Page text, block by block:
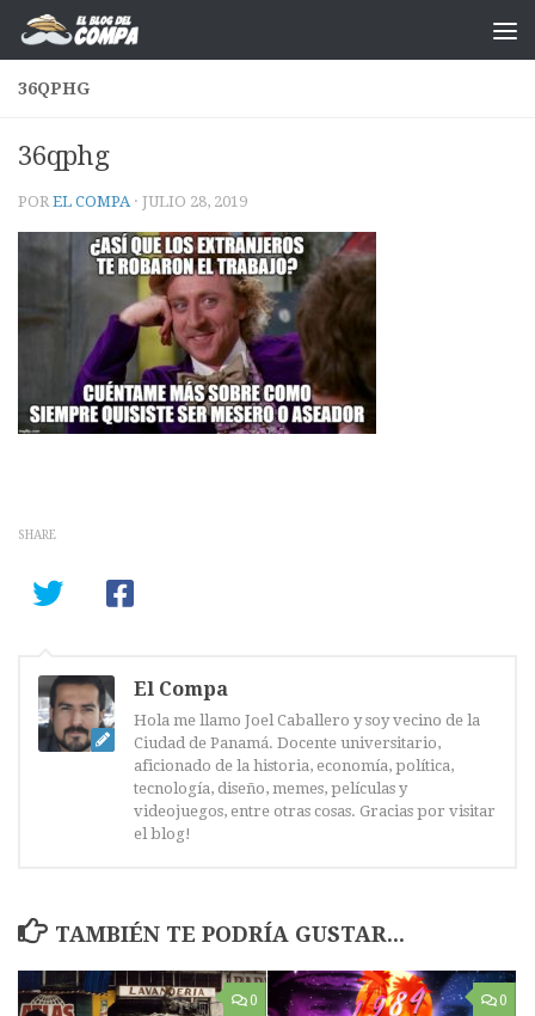
Saltar al contenido
36QPHG
36qphg
POR EL COMPA · JULIO 28, 2019
SHARE
El Compa
Hola me llamo Joel Caballero y soy vecino de la
Ciudad de Panamá. Docente universitario,
aficionado de la historia, economía, política,
tecnología, diseño, memes, películas y
videojuegos, entre otras cosas. Gracias por visitar
el blog!
TAMBIÉN TE PODRÍA GUSTAR...
0 0